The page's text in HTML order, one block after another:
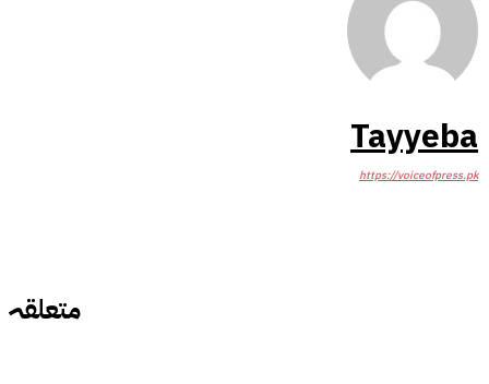
متعلقہ
Tayyeba
https://voiceofpress.pk